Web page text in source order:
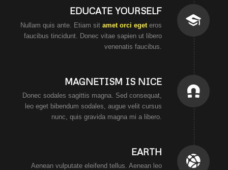
EDUCATE YOURSELF
Nullam quis ante. Etiam sitamet orci eget eros
faucibus tincidunt. Donec vitae sapien ut libero
venenatis faucibus.
MAGNETISM IS NICE
Donec sodales sagittis magna. Sed consequat,
leo eget bibendum sodales, augue velit cursus
nunc, quis gravida magna mi a libero.
EARTH
Aenean vulputate eleifend tellus. Aenean leo